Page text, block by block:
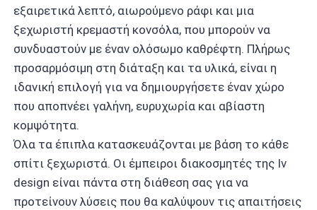
εξαιρετικά λεπτό, αιωρούμενο ράφι και μια
ξεχωριστή κρεμαστή κονσόλα, που μπορούν να
συνδυαστούν με έναν ολόσωμο καθρέφτη. Πλήρως
προσαρμόσιμη στη διάταξη και τα υλικά, είναι η
ιδανική επιλογή για να δημιουργήσετε έναν χώρο
που αποπνέει γαλήνη, ευρυχωρία και αβίαστη
κομψότητα.
Όλα τα έπιπλα κατασκευάζονται με βάση το κάθε
σπίτι ξεχωριστά. Οι έμπειροι διακοσμητές της Iv
design είναι πάντα στη διάθεση σας για να
προτείνουν λύσεις που θα καλύψουν τις απαιτήσεις